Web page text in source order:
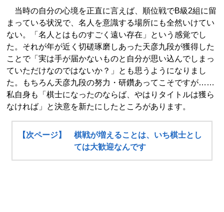
当時の自分の心境を正直に言えば、順位戦でB級2組に留
まっている状況で、名人を意識する場所にも全然いけてい
ない。「名人とはものすごく遠い存在」という感覚でし
た。それが年が近く切磋琢磨しあった天彦九段が獲得した
ことで「実は手が届かないものと自分が思い込んでしまっ
ていただけなのではないか？」とも思うようになりまし
た。もちろん天彦九段の努力・研鑽あってこそですが……
私自身も「棋士になったのならば、やはりタイトルは獲ら
なければ」と決意を新たにしたところがあります。
【次ページ】 棋戦が増えることは、いち棋士とし
ては大歓迎なんです